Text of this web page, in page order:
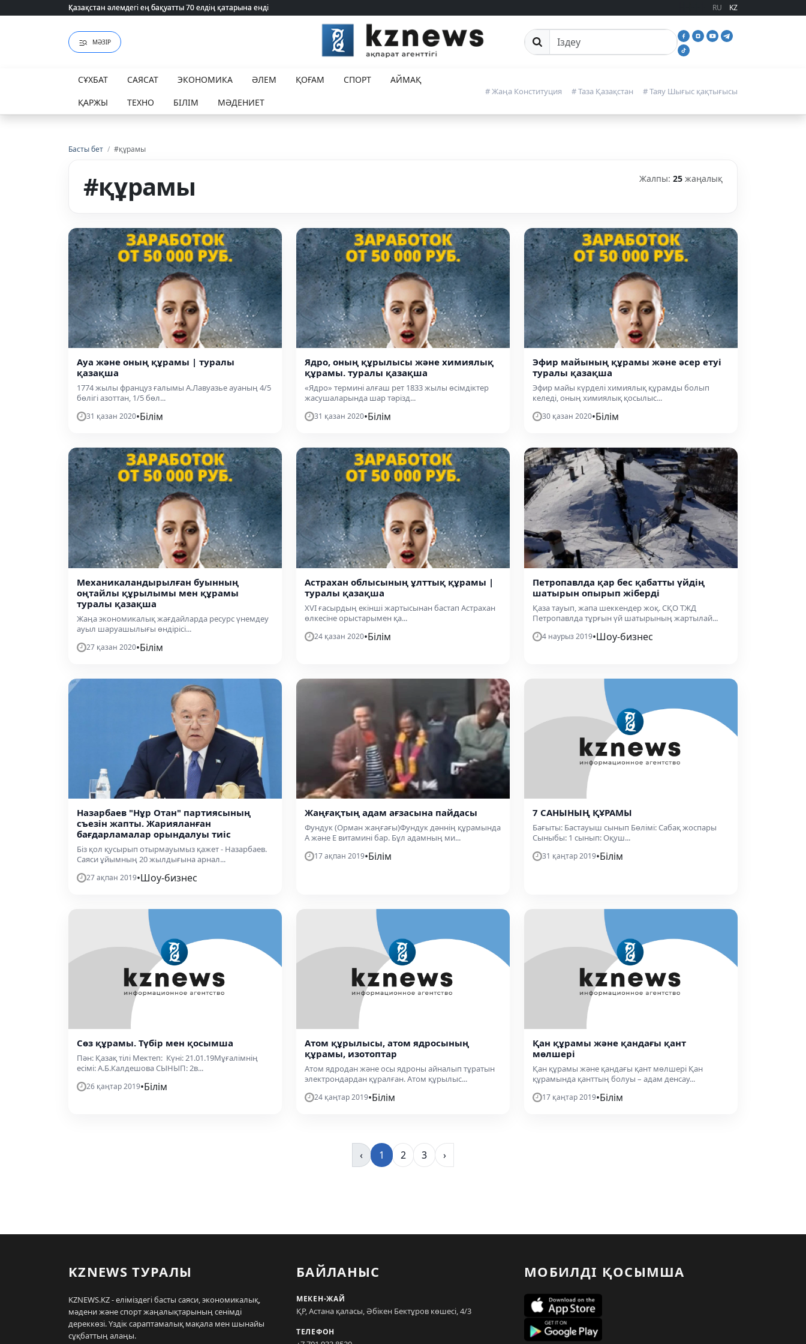
Қазақстан әлемдегі ең бақуатты 70 елдің қатарына енді
Қазақстан әлемдегі ең бақуатты 70 елдің қатарына енді RU KZ
МӘЗІР Сайттан іздеу
СҰХБАТ САЯСАТ ЭКОНОМИКА ӘЛЕМ ҚОҒАМ СПОРТ
АЙМАҚ
ҚАРЖЫ
ТЕХНО БІЛІМ МӘДЕНИЕТ
# Жаңа Конституция # Таза Қазақстан # Таяу Шығыс қақтығысы
Басты бет / #құрамы
#құрамы Жалпы: 25 жаңалық
Ауа және оның құрамы | туралы
қазақша
1774 жылы француз ғалымы А.Лавуазье ауаның 4/5
бөлігі азоттан, 1/5 бөл...
31 қазан 2020•Білім
Ядро, оның құрылысы және химиялық
құрамы. туралы қазақша
«Ядро» термині алғаш рет 1833 жылы өсімдіктер
жасушаларында шар тәрізд...
31 қазан 2020•Білім
Эфир майының құрамы және әсер етуі
туралы қазақша
Эфир майы күрделі химиялық құрамды болып
келеді, оның химиялық қосылыс...
30 қазан 2020•Білім
Механикаландырылған буынның
оңтайлы құрылымы мен құрамы
туралы қазақша
Жаңа экономикалық жағдайларда ресурс үнемдеу
ауыл шаруашылығы өндірісі...
27 қазан 2020•Білім
Астрахан облысының ұлттық құрамы |
туралы қазақша
XVI ғасырдың екінші жартысынан бастап Астрахан
өлкесіне орыстарымен қа...
24 қазан 2020•Білім
Петропавлда қар бес қабатты үйдің
шатырын опырып жіберді
Қаза тауып, жапа шеккендер жоқ. СҚО ТЖД
Петропавлда тұрғын үй шатырының жартылай...
4 наурыз 2019•Шоу-бизнес
Назарбаев "Нұр Отан" партиясының
съезін жапты. Жарияланған
бағдарламалар орындалуы тиіс
Біз қол қусырып отырмауымыз қажет - Назарбаев.
Саяси ұйымның 20 жылдығына арнал...
27 ақпан 2019•Шоу-бизнес
Жаңғақтың адам ағзасына пайдасы
Фундук (Орман жаңғағы)Фундук дәннің құрамында
А және Е витамині бар. Бұл адамның ми...
17 ақпан 2019•Білім
7 САНЫНЫҢ ҚҰРАМЫ
Бағыты: Бастауыш сынып Бөлімі: Сабақ жоспары
Сыныбы: 1 сынып: Оқуш...
31 қаңтар 2019•Білім
Сөз құрамы. Түбір мен қосымша
Пән: Қазақ тілі Мектеп: Күні: 21.01.19Мұғалімнің
есімі: А.Б.Калдешова СЫНЫП: 2в...
26 қаңтар 2019•Білім
Атом құрылысы, атом ядросының
құрамы, изотоптар
Атом ядродан және осы ядроны айналып тұратын
электрондардан құралған. Атом құрылыс...
24 қаңтар 2019•Білім
Қан құрамы және қандағы қант
мөлшері
Қан құрамы және қандағы қант мөлшері Қан
құрамында қанттың болуы – адам денсау...
17 қаңтар 2019•Білім
‹ 1 2 3 ›
KZNEWS ТУРАЛЫ
KZNEWS.KZ - еліміздегі басты саяси, экономикалық,
мәдени және спорт жаңалықтарының сенімді
дереккөзі. Үздік сараптамалық мақала мен шынайы
сұқбаттың алаңы.
БАЙЛАНЫС
МЕКЕН-ЖАЙ
ҚР, Астана қаласы, Әбікен Бектұров көшесі, 4/3
ТЕЛЕФОН
МОБИЛДІ ҚОСЫМША